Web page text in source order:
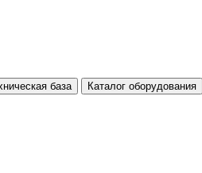
база Каталог оборудования